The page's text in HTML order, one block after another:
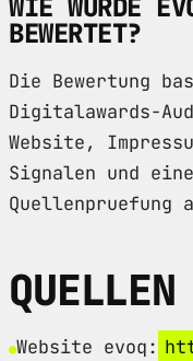
WIE WURDE
BEWERTET?
Die Bewertung
Digitalawards-
Website,
Signalen und
Quellenpruefung
Website evoq: